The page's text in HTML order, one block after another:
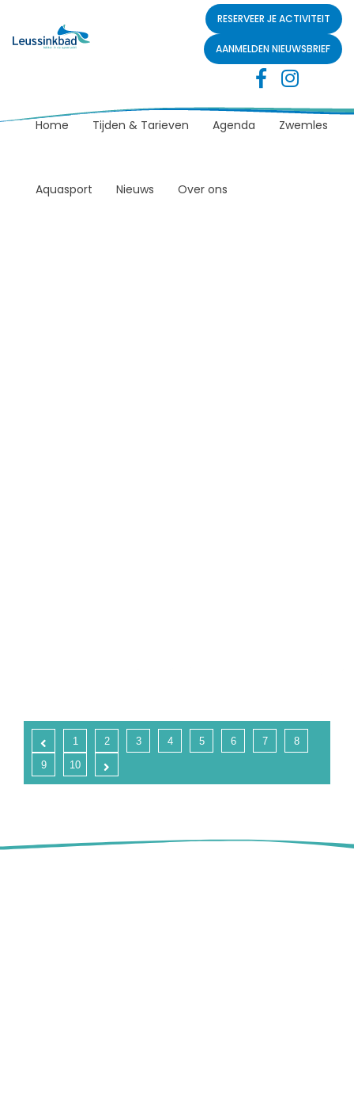
RESERVEER JE ACTIVITEIT
AANMELDEN NIEUWSBRIEF
Home Tijden & Tarieven Agenda Zwemles
Aquasport Nieuws Over ons